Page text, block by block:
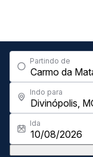
Partindo de
Indo para
Ida